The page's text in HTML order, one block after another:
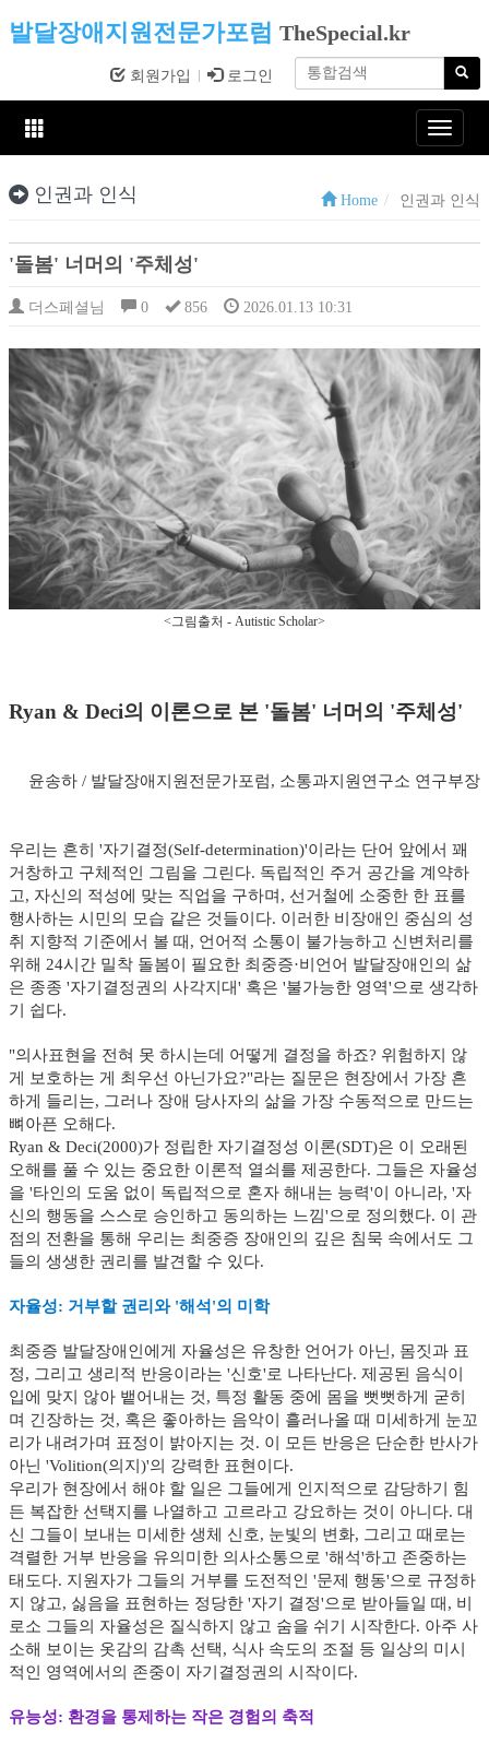
발달장애지원전문가포럼 TheSpecial.kr
회원가입 로그인
Toggle
인권과 인식 Home 인권과 인식
'돌봄' 너머의 '주체성'
더스페셜님 0 856 2026.01.13 10:31
<그림출처 - Autistic Scholar>
Ryan & Deci의 이론으로 본 '돌봄' 너머의 '주체성'
윤송하 / 발달장애지원전문가포럼, 소통과지원연구소 연구부장
우리는 흔히 '자기결정(Self-determination)'이라는 단어 앞에서 꽤
거창하고 구체적인 그림을 그린다. 독립적인 주거 공간을 계약하
고, 자신의 적성에 맞는 직업을 구하며, 선거철에 소중한 한 표를
행사하는 시민의 모습 같은 것들이다. 이러한 비장애인 중심의 성
취 지향적 기준에서 볼 때, 언어적 소통이 불가능하고 신변처리를
위해 24시간 밀착 돌봄이 필요한 최중증·비언어 발달장애인의 삶
은 종종 '자기결정권의 사각지대' 혹은 '불가능한 영역'으로 생각하
기 쉽다.
"의사표현을 전혀 못 하시는데 어떻게 결정을 하죠? 위험하지 않
게 보호하는 게 최우선 아닌가요?"라는 질문은 현장에서 가장 흔
하게 들리는, 그러나 장애 당사자의 삶을 가장 수동적으로 만드는
뼈아픈 오해다.
Ryan & Deci(2000)가 정립한 자기결정성 이론(SDT)은 이 오래된
오해를 풀 수 있는 중요한 이론적 열쇠를 제공한다. 그들은 자율성
을 '타인의 도움 없이 독립적으로 혼자 해내는 능력'이 아니라, '자
신의 행동을 스스로 승인하고 동의하는 느낌'으로 정의했다. 이 관
점의 전환을 통해 우리는 최중증 장애인의 깊은 침묵 속에서도 그
들의 생생한 권리를 발견할 수 있다.
자율성: 거부할 권리와 '해석'의 미학
최중증 발달장애인에게 자율성은 유창한 언어가 아닌, 몸짓과 표
정, 그리고 생리적 반응이라는 '신호'로 나타난다. 제공된 음식이
입에 맞지 않아 뱉어내는 것, 특정 활동 중에 몸을 뻣뻣하게 굳히
며 긴장하는 것, 혹은 좋아하는 음악이 흘러나올 때 미세하게 눈꼬
리가 내려가며 표정이 밝아지는 것. 이 모든 반응은 단순한 반사가
아닌 'Volition(의지)'의 강력한 표현이다.
우리가 현장에서 해야 할 일은 그들에게 인지적으로 감당하기 힘
든 복잡한 선택지를 나열하고 고르라고 강요하는 것이 아니다. 대
신 그들이 보내는 미세한 생체 신호, 눈빛의 변화, 그리고 때로는
격렬한 거부 반응을 유의미한 의사소통으로 '해석'하고 존중하는
태도다. 지원자가 그들의 거부를 도전적인 '문제 행동'으로 규정하
지 않고, 싫음을 표현하는 정당한 '자기 결정'으로 받아들일 때, 비
로소 그들의 자율성은 질식하지 않고 숨을 쉬기 시작한다. 아주 사
소해 보이는 옷감의 감촉 선택, 식사 속도의 조절 등 일상의 미시
적인 영역에서의 존중이 자기결정권의 시작이다.
유능성: 환경을 통제하는 작은 경험의 축적